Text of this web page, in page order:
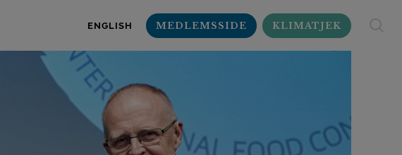
ENGLISH MEDLEMSSIDE KLIMATJEK